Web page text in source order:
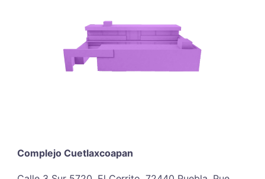
Complejo Cuetlaxcoapan